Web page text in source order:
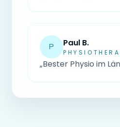
P Paul B.
„Bester Physio im